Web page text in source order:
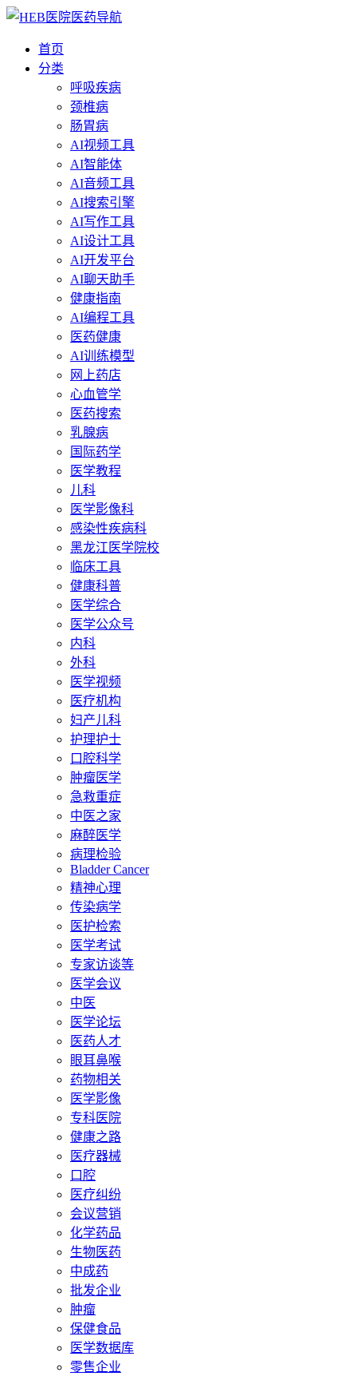
首页
分类
呼吸疾病
颈椎病
肠胃病
AI视频工具
AI智能体
AI音频工具
AI搜索引擎
AI写作工具
AI设计工具
AI开发平台
AI聊天助手
健康指南
AI编程工具
医药健康
AI训练模型
网上药店
心血管学
医药搜索
乳腺病
国际药学
医学教程
儿科
医学影像科
感染性疾病科
黑龙江医学院校
临床工具
健康科普
医学综合
医学公众号
内科
外科
医学视频
医疗机构
妇产儿科
护理护士
口腔科学
肿瘤医学
急救重症
中医之家
麻醉医学
病理检验
Bladder Cancer
精神心理
传染病学
医护检索
医学考试
专家访谈等
医学会议
中医
医学论坛
医药人才
眼耳鼻喉
药物相关
医学影像
专科医院
健康之路
医疗器械
口腔
医疗纠纷
会议营销
化学药品
生物医药
中成药
批发企业
肿瘤
保健食品
医学数据库
零售企业